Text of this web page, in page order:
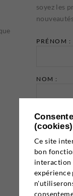
soyez les
PRÉNOM :
NOM :
ADRESSE
Email
(cookies)
Ce site
bon
interaction
expérience